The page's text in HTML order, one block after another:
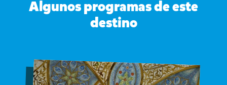
Algunos programas de este
destino